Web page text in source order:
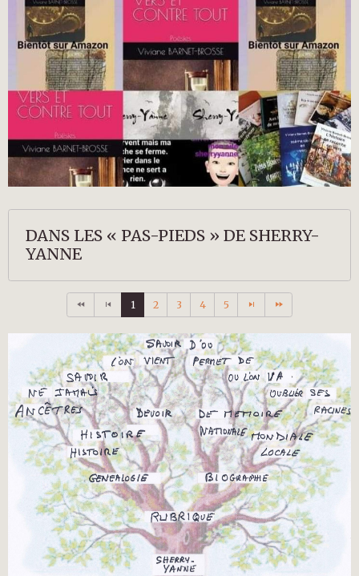
DANS LES « PAS-PIEDS » DE SHERRY-
YANNE
1 2 3 4 5